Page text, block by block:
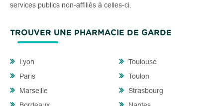
services publics non-affiliés à celles-ci.
TROUVER UNE PHARMACIE DE GARDE
Lyon
Paris
Marseille
Toulouse
Toulon
Strasbourg